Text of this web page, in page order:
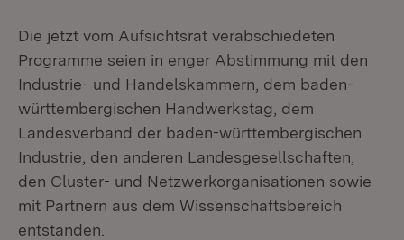
Die jetzt vom Aufsichtsrat verabschiedeten
Programme seien in enger Abstimmung mit den
Industrie- und Handelskammern, dem baden-
württembergischen Handwerkstag, dem
Landesverband der baden-württembergischen
Industrie, den anderen Landesgesellschaften,
den Cluster- und Netzwerkorganisationen sowie
mit Partnern aus dem Wissenschaftsbereich
entstanden.